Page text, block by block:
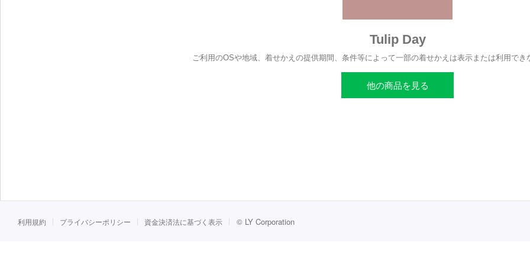
Tulip Day
ご利用のOSや地域、着せかえの提供期間、条件等によって一部の着せかえは表示または利用でき
他の商品を見る
利用規約 プライバシーポリシー 資金決済法に基づく表示 © LY Corporation